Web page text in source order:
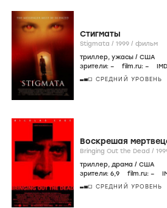
Стигматы
Stigmata / 1999 / фильм
триллер, ужасы / США
зрители: – film.ru: –
СРЕДНИЙ УРОВЕНЬ
Воскрешая
Bringing Out the Dead /
триллер, драма / США
зрители: 6,9 film.ru: –
СРЕДНИЙ УРОВЕНЬ